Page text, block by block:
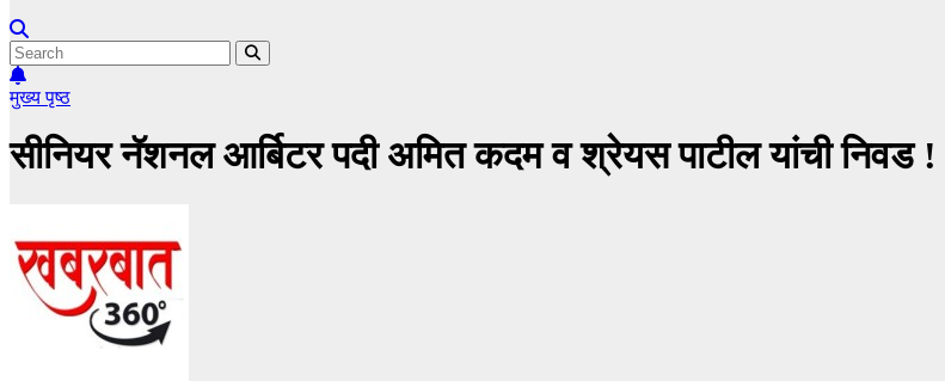
मुख्य पृष्ठ
सीनियर नॅशनल आर्बिटर पदी अमित कदम व श्रेयस पाटील यांची निवड !